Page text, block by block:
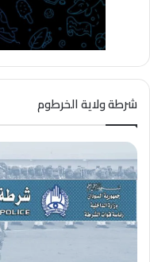
شرطة ولاية الخرطوم